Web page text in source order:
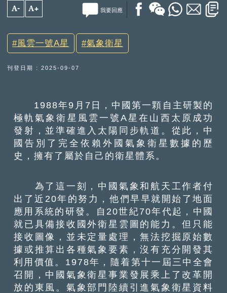
A- A+ 我要回應
風雲一號A星 氣象衛星
刊登日期 : 2025-09-07
1988年9月7日，中國第一顆自主研製的
極軌氣象衛星風雲一號A星在山西太原成功
發射，並準確進入太陽同步軌道。從此，中
國告別了完全依賴外國氣象衛星數據的歷
史，擁有了屬於自己的衛星體系。
為了這一刻，中國氣象和航天工作者付
出了近20年的努力，他們早早就開始了地面
應用系統的研發。自20世紀70年代起，中國
就已具備接收國外衛星雲圖的能力。但只能
接收圖像，並未定量處理，無法挖掘原始數
據或推算出各種氣象要素，沒有充分開發其
利用價值。1978年，隨着第十一屆三中全會
召開，中國氣象衛星事業發展乘上了改革開
放的東風。氣象部門陸續引進氣象衛星資料